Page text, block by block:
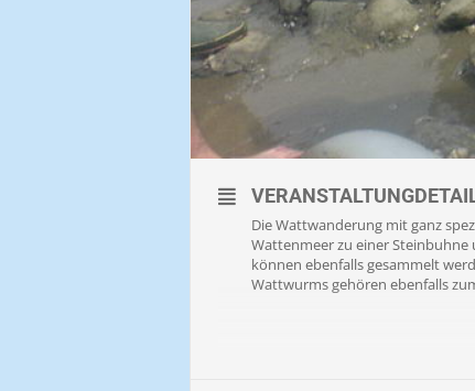
Die Wattwanderung mit ganz
Wattenmeer zu einer Steinbuhne
können ebenfalls gesammelt
Wattwurms gehören ebenfalls